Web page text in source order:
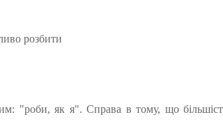
розбити
"роби, як я". Справа в тому, що